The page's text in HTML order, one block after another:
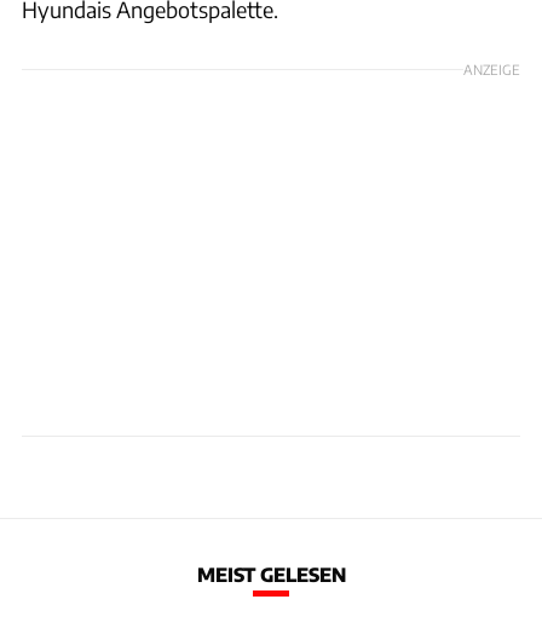
Hyundais Angebotspalette.
ANZEIGE
MEIST GELESEN